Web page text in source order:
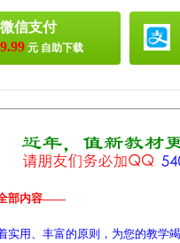
微信支付
9.99 元 自助下载
部内容——
实用、丰富的原则，为您的教学